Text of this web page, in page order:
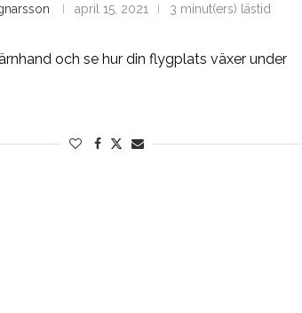
april 15, 2021 3 minut(ers) lästid
och se hur din flygplats växer under